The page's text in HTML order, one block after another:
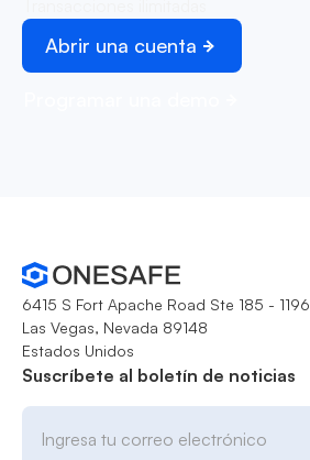
Abrir una cuenta
6415 S Fort Apache Road Ste 185 - 1196
Las Vegas, Nevada 89148
Estados Unidos
Suscríbete al boletín de noticias